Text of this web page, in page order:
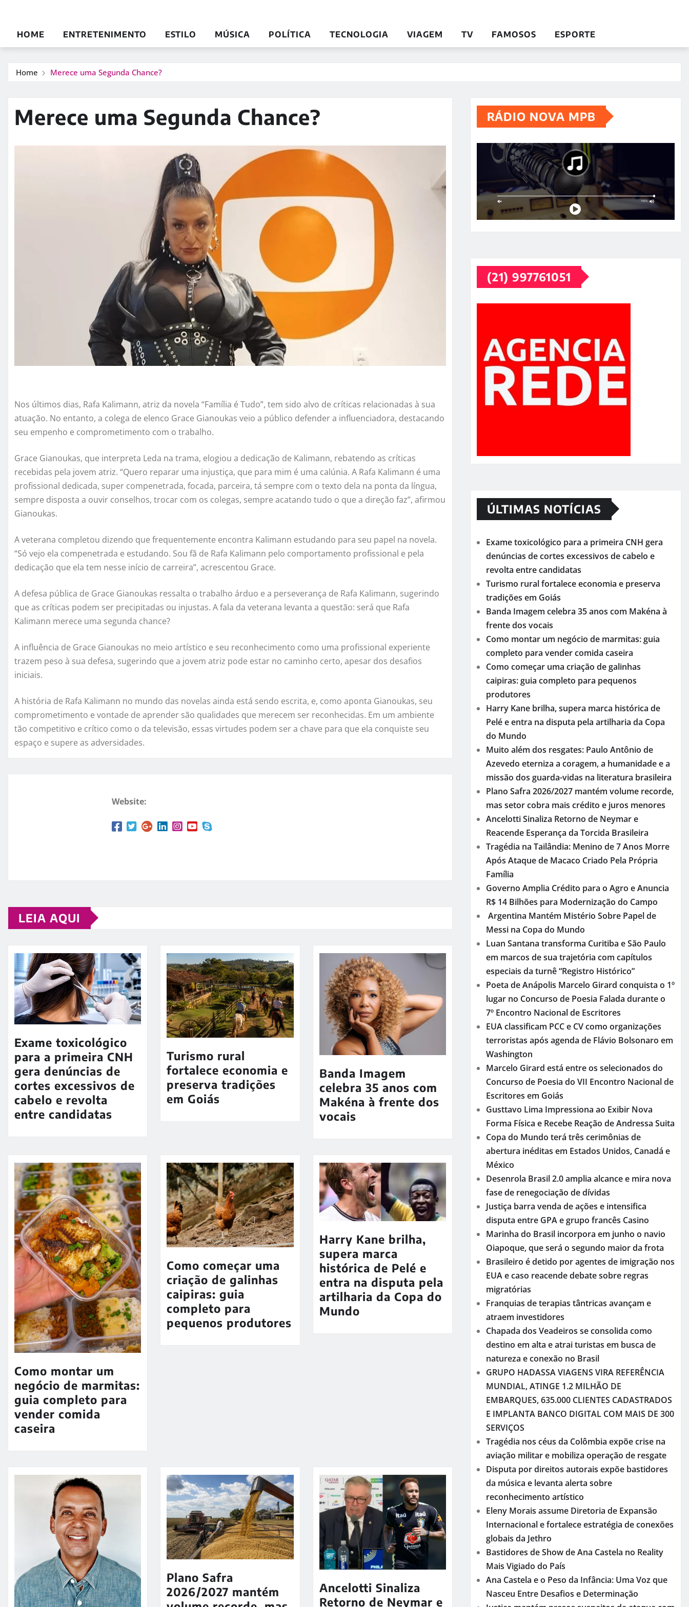
HOME ENTRETENIMENTO ESTILO MÚSICA POLÍTICA TECNOLOGIA VIAGEM TV FAMOSOS ESPORTE
Home Merece uma Segunda Chance?
Merece uma Segunda Chance?
Nos últimos dias, Rafa Kalimann, atriz da novela “Família é Tudo”, tem sido alvo de críticas relacionadas à sua
atuação. No entanto, a colega de elenco Grace Gianoukas veio a público defender a influenciadora, destacando
seu empenho e comprometimento com o trabalho.
Grace Gianoukas, que interpreta Leda na trama, elogiou a dedicação de Kalimann, rebatendo as críticas
recebidas pela jovem atriz. “Quero reparar uma injustiça, que para mim é uma calúnia. A Rafa Kalimann é uma
profissional dedicada, super compenetrada, focada, parceira, tá sempre com o texto dela na ponta da língua,
sempre disposta a ouvir conselhos, trocar com os colegas, sempre acatando tudo o que a direção faz”, afirmou
Gianoukas.
A veterana completou dizendo que frequentemente encontra Kalimann estudando para seu papel na novela.
“Só vejo ela compenetrada e estudando. Sou fã de Rafa Kalimann pelo comportamento profissional e pela
dedicação que ela tem nesse início de carreira”, acrescentou Grace.
A defesa pública de Grace Gianoukas ressalta o trabalho árduo e a perseverança de Rafa Kalimann, sugerindo
que as críticas podem ser precipitadas ou injustas. A fala da veterana levanta a questão: será que Rafa
Kalimann merece uma segunda chance?
A influência de Grace Gianoukas no meio artístico e seu reconhecimento como uma profissional experiente
trazem peso à sua defesa, sugerindo que a jovem atriz pode estar no caminho certo, apesar dos desafios
iniciais.
A história de Rafa Kalimann no mundo das novelas ainda está sendo escrita, e, como aponta Gianoukas, seu
comprometimento e vontade de aprender são qualidades que merecem ser reconhecidas. Em um ambiente
tão competitivo e crítico como o da televisão, essas virtudes podem ser a chave para que ela conquiste seu
espaço e supere as adversidades.
Website:
LEIA AQUI
Exame toxicológico
para a primeira CNH
gera denúncias de
cortes excessivos de
cabelo e revolta
entre candidatas
Turismo rural
fortalece economia e
preserva tradições
em Goiás
Banda Imagem
celebra 35 anos com
Makéna à frente dos
vocais
Como montar um
negócio de marmitas:
guia completo para
vender comida
caseira
Como começar uma
criação de galinhas
caipiras: guia
completo para
pequenos produtores
Harry Kane brilha,
supera marca
histórica de Pelé e
entra na disputa pela
artilharia da Copa do
Mundo
Plano Safra
2026/2027 mantém
Ancelotti Sinaliza
Retorno de Neymar e
RÁDIO NOVA MPB
(21) 997761051
ÚLTIMAS NOTÍCIAS
Exame toxicológico para a primeira CNH gera
denúncias de cortes excessivos de cabelo e
revolta entre candidatas
Turismo rural fortalece economia e preserva
tradições em Goiás
Banda Imagem celebra 35 anos com Makéna à
frente dos vocais
Como montar um negócio de marmitas: guia
completo para vender comida caseira
Como começar uma criação de galinhas
caipiras: guia completo para pequenos
produtores
Harry Kane brilha, supera marca histórica de
Pelé e entra na disputa pela artilharia da Copa
do Mundo
Muito além dos resgates: Paulo Antônio de
Azevedo eterniza a coragem, a humanidade e a
missão dos guarda-vidas na literatura brasileira
Plano Safra 2026/2027 mantém volume recorde,
mas setor cobra mais crédito e juros menores
Ancelotti Sinaliza Retorno de Neymar e
Reacende Esperança da Torcida Brasileira
Tragédia na Tailândia: Menino de 7 Anos Morre
Após Ataque de Macaco Criado Pela Própria
Família
Governo Amplia Crédito para o Agro e Anuncia
R$ 14 Bilhões para Modernização do Campo
Argentina Mantém Mistério Sobre Papel de
Messi na Copa do Mundo
Luan Santana transforma Curitiba e São Paulo
em marcos de sua trajetória com capítulos
especiais da turnê “Registro Histórico”
Poeta de Anápolis Marcelo Girard conquista o 1º
lugar no Concurso de Poesia Falada durante o
7º Encontro Nacional de Escritores
EUA classificam PCC e CV como organizações
terroristas após agenda de Flávio Bolsonaro em
Washington
Marcelo Girard está entre os selecionados do
Concurso de Poesia do VII Encontro Nacional de
Escritores em Goiás
Gusttavo Lima Impressiona ao Exibir Nova
Forma Física e Recebe Reação de Andressa Suita
Copa do Mundo terá três cerimônias de
abertura inéditas em Estados Unidos, Canadá e
México
Desenrola Brasil 2.0 amplia alcance e mira nova
fase de renegociação de dívidas
Justiça barra venda de ações e intensifica
disputa entre GPA e grupo francês Casino
Marinha do Brasil incorpora em junho o navio
Oiapoque, que será o segundo maior da frota
Brasileiro é detido por agentes de imigração nos
EUA e caso reacende debate sobre regras
migratórias
Franquias de terapias tântricas avançam e
atraem investidores
Chapada dos Veadeiros se consolida como
destino em alta e atrai turistas em busca de
natureza e conexão no Brasil
GRUPO HADASSA VIAGENS VIRA REFERÊNCIA
MUNDIAL, ATINGE 1.2 MILHÃO DE
EMBARQUES, 635.000 CLIENTES CADASTRADOS
E IMPLANTA BANCO DIGITAL COM MAIS DE 300
SERVIÇOS
Tragédia nos céus da Colômbia expõe crise na
aviação militar e mobiliza operação de resgate
Disputa por direitos autorais expõe bastidores
da música e levanta alerta sobre
reconhecimento artístico
Eleny Morais assume Diretoria de Expansão
Internacional e fortalece estratégia de conexões
globais da Jethro
Bastidores de Show de Ana Castela no Reality
Mais Vigiado do País
Ana Castela e o Peso da Infância: Uma Voz que
Nasceu Entre Desafios e Determinação